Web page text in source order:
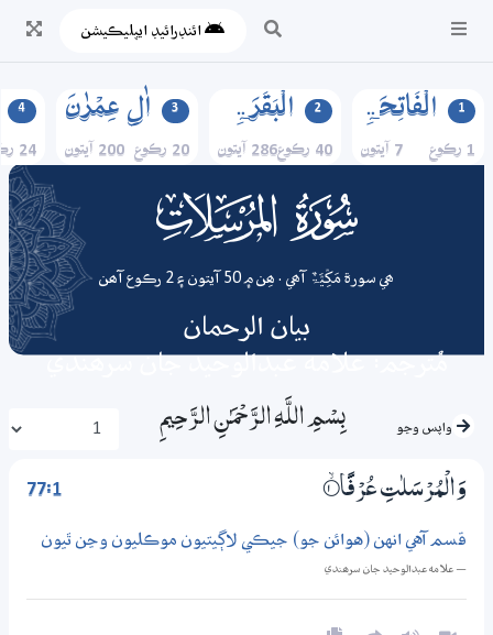
ائنڊرائيڊ ايپليڪيشن
1 الۡفَاتِحَۃِ
1 رڪوع 7 آيتون
2 الۡبَقَرَۃِ
40 رڪوع 286 آيتون
3 اٰلِ عِمۡرٰنَ
20 رڪوع 200 آيتون
4
24 رڪوع
077 surah
ھي سورة مَکِّیَّۃٌ آھي . ھِن ۾ 50 آيتون ۽ 2 رڪوع آھن
بيان الرحمان
مُترجم: علامه عبدالوحيد جان سرھندي
واپس وڃو بِسْمِ اللَّـهِ الرَّحْمَـٰنِ الرَّحِيمِ
77:1 وَالْمُرْسَلٰتِ عُرْفًا 1‏۝ۙ
قسم آهي انهن (هوائن جو) جيڪي لاڳيتيون موڪليون وڃن ٿيون
— علامه عبدالوحيد جان سرھندي